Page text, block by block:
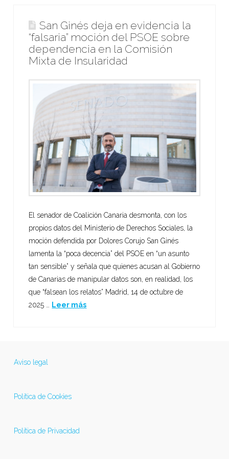
San Ginés deja en evidencia la
“falsaria” moción del PSOE sobre
dependencia en la Comisión
Mixta de Insularidad
El senador de Coalición Canaria desmonta, con los
propios datos del Ministerio de Derechos Sociales, la
moción defendida por Dolores Corujo San Ginés
lamenta la “poca decencia” del PSOE en “un asunto
tan sensible” y señala que quienes acusan al Gobierno
de Canarias de manipular datos son, en realidad, los
que “falsean los relatos” Madrid, 14 de octubre de
2025 … Leer más
Aviso legal
Política de Cookies
Política de Privacidad